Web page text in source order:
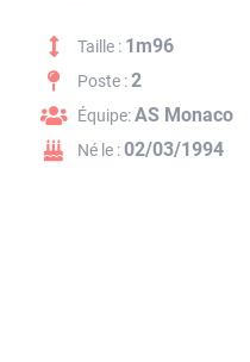
Taille : 1m96
Poste :2
Équipe:AS Monaco
Né le :02/03/1994